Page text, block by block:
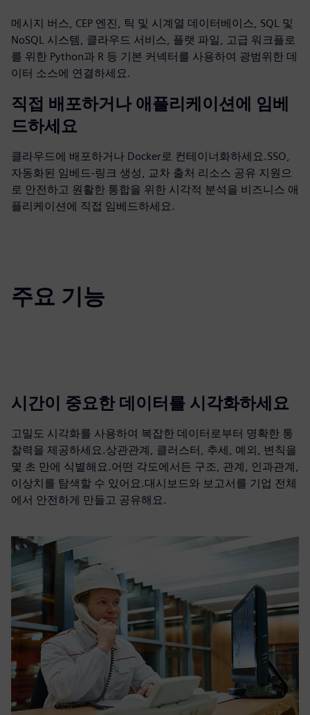
메시지 버스, CEP 엔진, 틱 및 시계열 데이터베이스, SQL 및
NoSQL 시스템, 클라우드 서비스, 플랫 파일, 고급 워크플로
를 위한 Python과 R 등 기본 커넥터를 사용하여 광범위한 데
이터 소스에 연결하세요.
직접 배포하거나 애플리케이션에 임베
드하세요
클라우드에 배포하거나 Docker로 컨테이너화하세요.SSO,
자동화된 임베드-링크 생성, 교차 출처 리소스 공유 지원으
로 안전하고 원활한 통합을 위한 시각적 분석을 비즈니스 애
플리케이션에 직접 임베드하세요.
주요 기능
시간이 중요한 데이터를 시각화하세요
고밀도 시각화를 사용하여 복잡한 데이터로부터 명확한 통
찰력을 제공하세요.상관관계, 클러스터, 추세, 예외, 변칙을
몇 초 만에 식별해요.어떤 각도에서든 구조, 관계, 인과관계,
이상치를 탐색할 수 있어요.대시보드와 보고서를 기업 전체
에서 안전하게 만들고 공유해요.